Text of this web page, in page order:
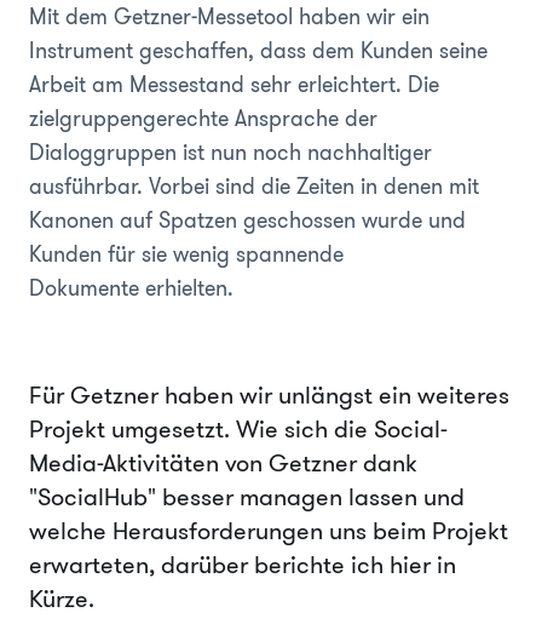
Mit dem Getzner-Messetool haben wir ein
Instrument geschaffen, dass dem Kunden seine
Arbeit am Messestand sehr erleichtert. Die
zielgruppengerechte Ansprache der
Dialoggruppen ist nun noch nachhaltiger
ausführbar. Vorbei sind die Zeiten in denen mit
Kanonen auf Spatzen geschossen wurde und
Kunden für sie wenig spannende
Dokumente erhielten.
Für Getzner haben wir unlängst ein weiteres
Projekt umgesetzt. Wie sich die Social-
Media-Aktivitäten von Getzner dank
"SocialHub" besser managen lassen und
welche Herausforderungen uns beim Projekt
erwarteten, darüber berichte ich hier in
Kürze.